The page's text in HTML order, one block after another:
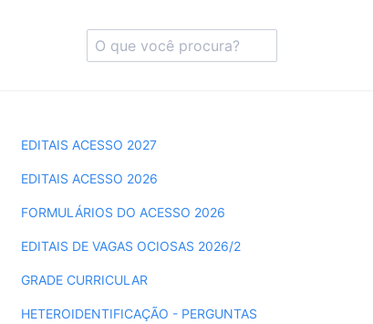
EDITAIS ACESSO 2027
EDITAIS ACESSO 2026
FORMULÁRIOS DO ACESSO 2026
EDITAIS DE VAGAS OCIOSAS 2026/2
GRADE CURRICULAR
HETEROIDENTIFICAÇÃO - PERGUNTAS